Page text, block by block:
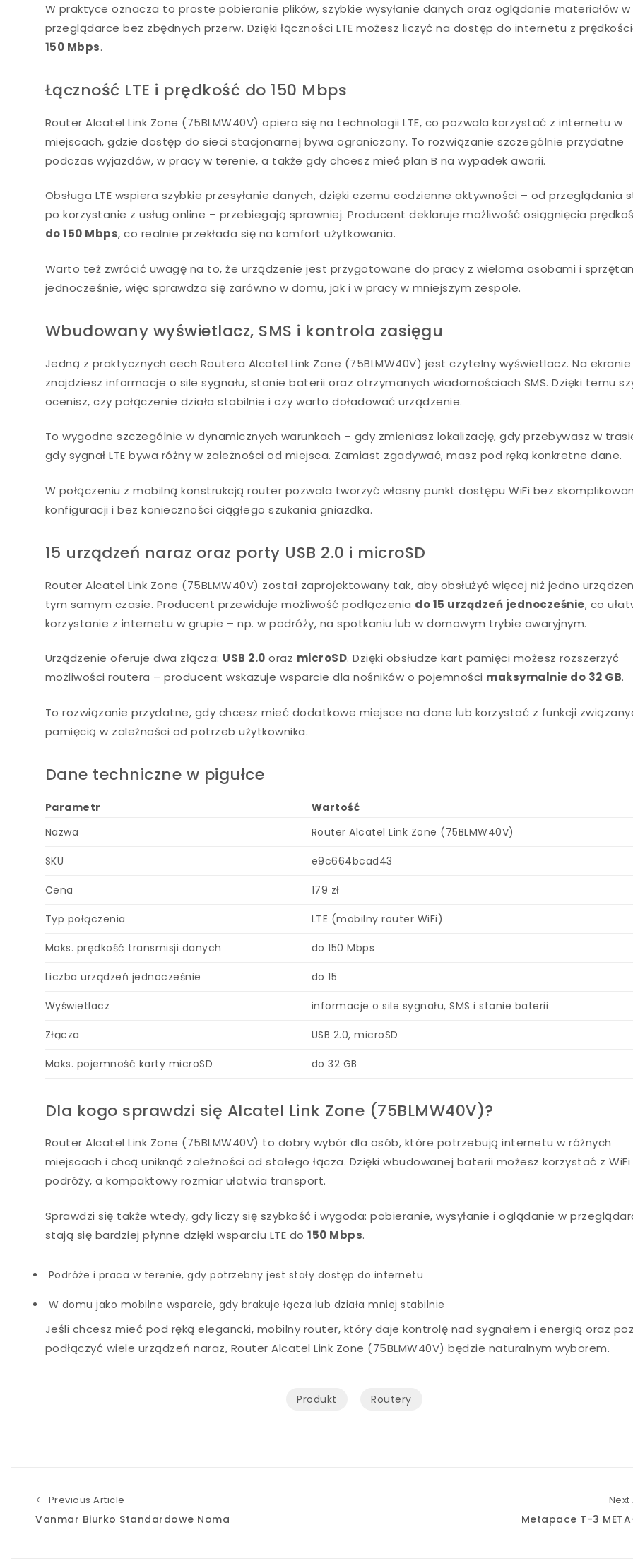
W praktyce oznacza to proste pobieranie plików, szybkie wysyłanie danych oraz oglądanie materiałów w
przeglądarce bez zbędnych przerw. Dzięki łączności LTE możesz liczyć na dostęp do internetu z
150 Mbps.
Łączność LTE i prędkość do 150 Mbps
Router Alcatel Link Zone (75BLMW40V) opiera się na technologii LTE, co pozwala korzystać z internetu w
miejscach, gdzie dostęp do sieci stacjonarnej bywa ograniczony. To rozwiązanie szczególnie przydatne
podczas wyjazdów, w pracy w terenie, a także gdy chcesz mieć plan B na wypadek awarii.
Obsługa LTE wspiera szybkie przesyłanie danych, dzięki czemu codzienne aktywności – od przeglądania
po korzystanie z usług online – przebiegają sprawniej. Producent deklaruje możliwość osiągnięcia
do 150 Mbps, co realnie przekłada się na komfort użytkowania.
Warto też zwrócić uwagę na to, że urządzenie jest przygotowane do pracy z wieloma osobami i
jednocześnie, więc sprawdza się zarówno w domu, jak i w pracy w mniejszym zespole.
Wbudowany wyświetlacz, SMS i kontrola zasięgu
Jedną z praktycznych cech Routera Alcatel Link Zone (75BLMW40V) jest czytelny wyświetlacz. Na ekranie
znajdziesz informacje o sile sygnału, stanie baterii oraz otrzymanych wiadomościach SMS. Dzięki temu
ocenisz, czy połączenie działa stabilnie i czy warto doładować urządzenie.
To wygodne szczególnie w dynamicznych warunkach – gdy zmieniasz lokalizację, gdy przebywasz w
gdy sygnał LTE bywa różny w zależności od miejsca. Zamiast zgadywać, masz pod ręką konkretne dane.
W połączeniu z mobilną konstrukcją router pozwala tworzyć własny punkt dostępu WiFi bez
konfiguracji i bez konieczności ciągłego szukania gniazdka.
15 urządzeń naraz oraz porty USB 2.0 i microSD
Router Alcatel Link Zone (75BLMW40V) został zaprojektowany tak, aby obsłużyć więcej niż jedno
tym samym czasie. Producent przewiduje możliwość podłączenia do 15 urządzeń jednocześnie, co
korzystanie z internetu w grupie – np. w podróży, na spotkaniu lub w domowym trybie awaryjnym.
Urządzenie oferuje dwa złącza: USB 2.0 oraz microSD. Dzięki obsłudze kart pamięci możesz rozszerzyć
możliwości routera – producent wskazuje wsparcie dla nośników o pojemności maksymalnie do 32 GB.
To rozwiązanie przydatne, gdy chcesz mieć dodatkowe miejsce na dane lub korzystać z funkcji
pamięcią w zależności od potrzeb użytkownika.
Dane techniczne w pigułce
Parametr
Wartość
Nazwa
Router Alcatel Link Zone (75BLMW40V)
SKU e9c664bcad43
Cena 179 zł
Typ połączenia LTE (mobilny router WiFi)
Maks. prędkość transmisji danych do 150 Mbps
Liczba urządzeń jednocześnie do 15
Wyświetlacz informacje o sile sygnału, SMS i stanie baterii
Złącza USB 2.0, microSD
Maks. pojemność karty microSD do 32 GB
Dla kogo sprawdzi się Alcatel Link Zone (75BLMW40V)?
Router Alcatel Link Zone (75BLMW40V) to dobry wybór dla osób, które potrzebują internetu w różnych
miejscach i chcą uniknąć zależności od stałego łącza. Dzięki wbudowanej baterii możesz korzystać z WiFi
podróży, a kompaktowy rozmiar ułatwia transport.
Sprawdzi się także wtedy, gdy liczy się szybkość i wygoda: pobieranie, wysyłanie i oglądanie w
stają się bardziej płynne dzięki wsparciu LTE do150 Mbps.
Podróże i praca w terenie, gdy potrzebny jest stały dostęp do internetu
W domu jako mobilne wsparcie, gdy brakuje łącza lub działa mniej stabilnie
Jeśli chcesz mieć pod ręką elegancki, mobilny router, który daje kontrolę nad sygnałem i energią oraz
podłączyć wiele urządzeń naraz, Router Alcatel Link Zone (75BLMW40V) będzie naturalnym wyborem.
Produkt Routery
Previous Article
Vanmar Biurko Standardowe Noma Metapace T-3